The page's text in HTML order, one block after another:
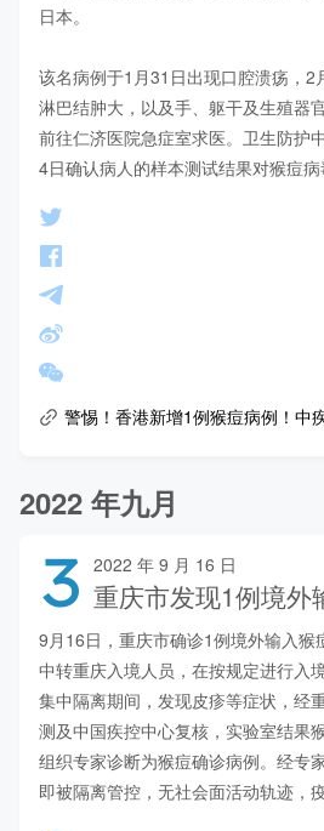
日本。
该名病例于1月31日出现口腔溃疡，2
淋巴结肿大，以及手、躯干及生殖器
前往仁济医院急症室求医。卫生防护
4日确认病人的样本测试结果对猴痘病
警惕！香港新增1例猴痘病例！中
2022 年九月
3 2022 年 9 月 16 日
重庆市发现1例境外
9月16日，重庆市确诊1例境外输入猴
中转重庆入境人员，在按规定进行入
集中隔离期间，发现皮疹等症状，经
测及中国疾控中心复核，实验室结果
组织专家诊断为猴痘确诊病例。经专
即被隔离管控，无社会面活动轨迹，